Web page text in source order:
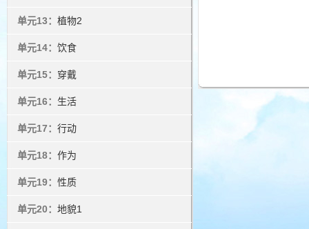
单元13： 植物2
单元14： 饮食
单元15： 穿戴
单元16： 生活
单元17： 行动
单元18： 作为
单元19： 性质
单元20： 地貌1